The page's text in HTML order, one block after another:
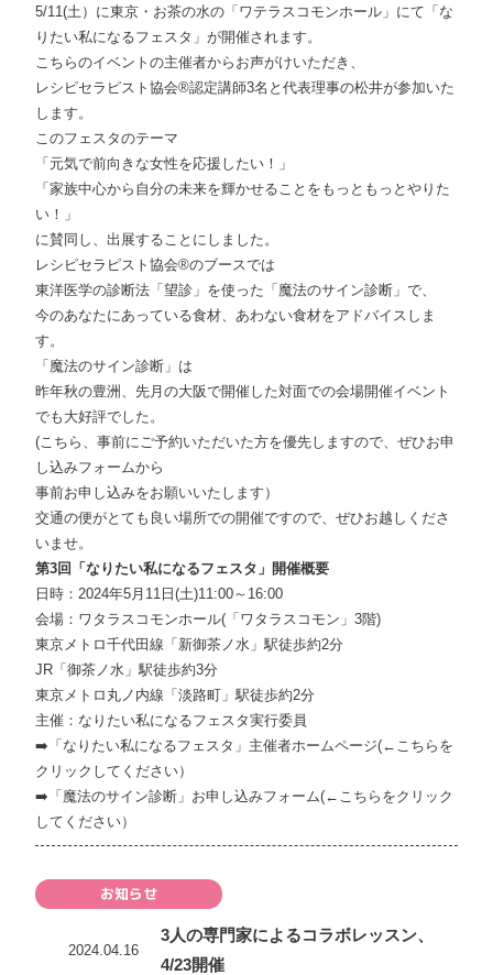
5/11(土）に東京・お茶の水の「ワテラスコモンホール」にて「な
りたい私になるフェスタ」が開催されます。
こちらのイベントの主催者からお声がけいただき、
レシピセラピスト協会®︎認定講師3名と代表理事の松井が参加いた
します。
このフェスタのテーマ
「元気で前向きな女性を応援したい！」
「家族中心から自分の未来を輝かせることをもっともっとやりた
い！」
に賛同し、出展することにしました。
レシピセラピスト協会®︎のブースでは
東洋医学の診断法「望診」を使った「魔法のサイン診断」で、
今のあなたにあっている食材、あわない食材をアドバイスしま
す。
「魔法のサイン診断」は
昨年秋の豊洲、先月の大阪で開催した対面での会場開催イベント
でも大好評でした。
(こちら、事前にご予約いただいた方を優先しますので、ぜひお申
し込みフォームから
事前お申し込みをお願いいたします）
交通の便がとても良い場所での開催ですので、ぜひお越しくださ
いませ。
第3回「なりたい私になるフェスタ」開催概要
日時：2024年5月11日(土)11:00～16:00
会場：ワタラスコモンホール(「 ワタラスコモン 」3階)
東京メトロ千代田線「新御茶ノ水」駅徒歩約2分
JR「御茶ノ水」駅徒歩約3分
東京メトロ丸ノ内線「淡路町」駅徒歩約2分
主催： なりたい私になるフェスタ実行委員
➡️ 「なりたい私になるフェスタ」主催者ホームページ(←こちらを
クリックしてください）
➡️ 「魔法のサイン診断」お申し込みフォーム(←こちらをクリック
してください）
お知らせ
2024.04.16
3人の専門家によるコラボレッスン、
4/23開催